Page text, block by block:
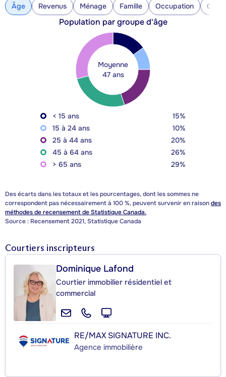
Âge Revenus Ménage Famille Occupation
Population par groupe d'âge
Moyenne
47 ans
< 15 ans
15%
15 à 24 ans
10%
25 à 44 ans
20%
45 à 64 ans
26%
> 65 ans
29%
Des écarts dans les totaux et les pourcentages, dont les sommes ne
correspondent pas nécessairement à 100 %, peuvent survenir en raisondes
méthodes de recensement de Statistique Canada.
Source : Recensement 2021, Statistique Canada
Courtiers inscripteurs
Dominique Lafond
Courtier immobilier résidentiel et
commercial
RE/MAX SIGNATURE INC.
Agence immobilière